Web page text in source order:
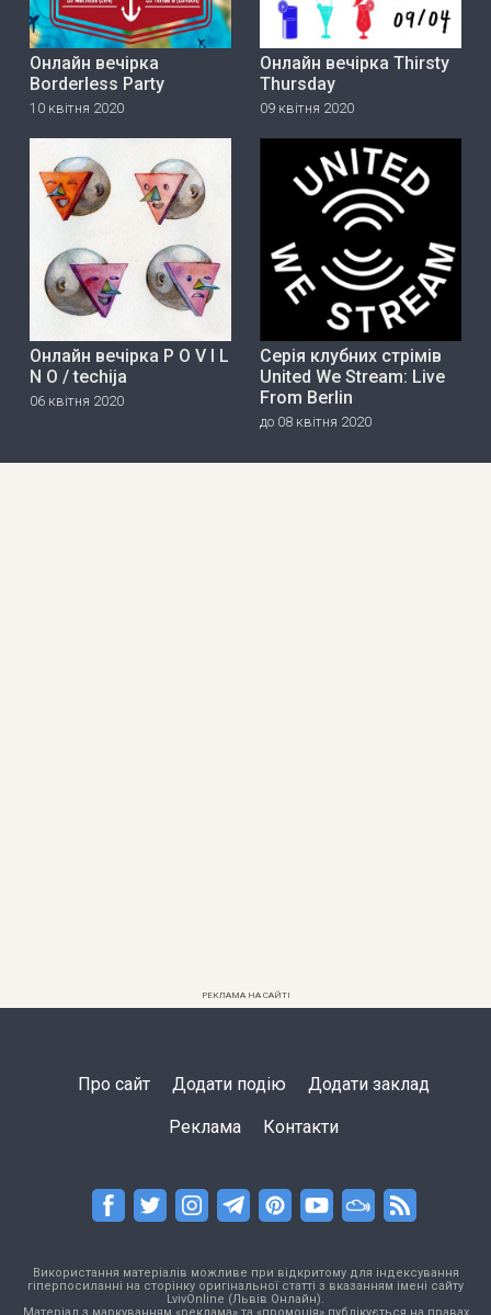
Онлайн вечірка
Borderless Party
10 квітня 2020
Онлайн вечірка Thirsty
Thursday
09 квітня 2020
Онлайн вечірка P O V I L
N O / techija
06 квітня 2020
Серія клубних стрімів
United We Stream: Live
From Berlin
до 08 квітня 2020
РЕКЛАМА НА САЙТІ
Про сайт Додати подію Додати заклад
Реклама Контакти
Використання матеріалів можливе при відкритому для індексування
гіперпосиланні на сторінку оригінальної статті з вказанням імені сайту
LvivOnline (Львів Онлайн).
Матеріал з маркуванням «реклама» та «промоція» публікується на правах